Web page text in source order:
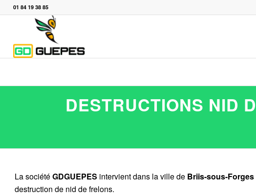
01 84 19 38 85
DESTRUCTIONS NID
La sociétéGDGUEPES intervient dans la ville de Briis-sous-Forges
destruction de nid de frelons.